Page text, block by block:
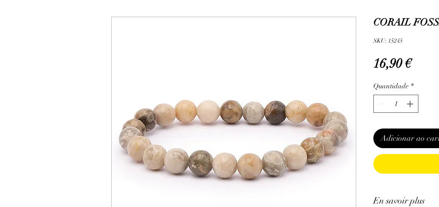
CORAIL
SKU: 15245
16,90 €Preço
Quantidade *
Adicionar ao
En savoir plus